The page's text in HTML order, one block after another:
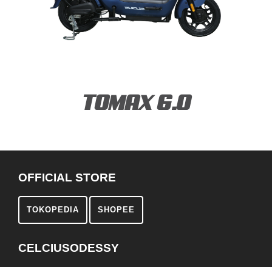
TOMAX 6.0
OFFICIAL STORE
TOKOPEDIA SHOPEE
CELCIUSODESSY